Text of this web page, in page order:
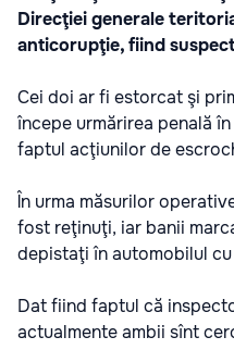
Direcţiei generale
anticorupţie, fiind
Cei doi ar fi estorcat şi
începe urmărirea penală
faptul acţiunilor de
În urma măsurilor
fost reţinuţi, iar banii
depistaţi în automobilul
Dat fiind faptul că
actualmente ambii sînt